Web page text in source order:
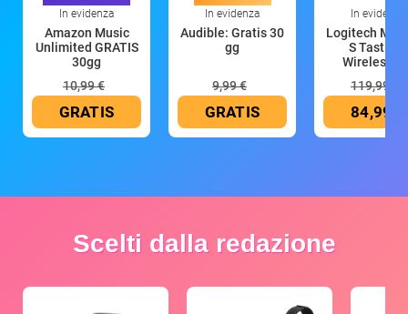
In evidenza
Amazon Music
Unlimited GRATIS
30gg
10,99 €
GRATIS
In evidenza
Audible: Gratis 30
gg
9,99 €
GRATIS
In evidenza
Logitech MX
S Tastiera
Wireless
119,99 €
84,99 €
Scelti dalla redazione